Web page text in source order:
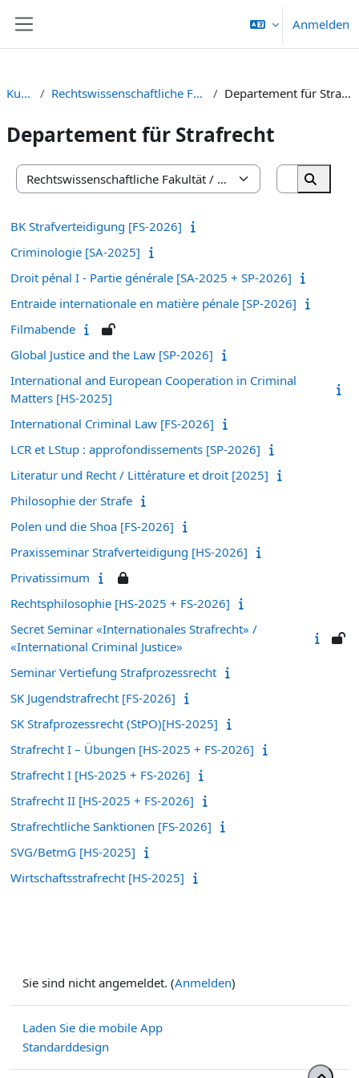
Anmelden
Kurse Rechtswissenschaftliche Fakultät Departement für Strafrecht
Departement für Strafrecht
Kursbereiche
Kurse
Kurse
BK Strafverteidigung [FS-2026]
Criminologie [SA-2025]
Droit pénal I - Partie générale [SA-2025 + SP-2026]
Entraide internationale en matière pénale [SP-2026]
Filmabende
Global Justice and the Law [SP-2026]
International and European Cooperation in Criminal
Matters [HS-2025]
International Criminal Law [FS-2026]
LCR et LStup : approfondissements [SP-2026]
Literatur und Recht / Littérature et droit [2025]
Philosophie der Strafe
Polen und die Shoa [FS-2026]
Praxisseminar Strafverteidigung [HS-2026]
Privatissimum
Rechtsphilosophie [HS-2025 + FS-2026]
Secret Seminar «Internationales Strafrecht» /
«International Criminal Justice»
Seminar Vertiefung Strafprozessrecht
SK Jugendstrafrecht [FS-2026]
SK Strafprozessrecht (StPO)[HS-2025]
Strafrecht I – Übungen [HS-2025 + FS-2026]
Strafrecht I [HS-2025 + FS-2026]
Strafrecht II [HS-2025 + FS-2026]
Strafrechtliche Sanktionen [FS-2026]
SVG/BetmG [HS-2025]
Wirtschaftsstrafrecht [HS-2025]
Sie sind nicht angemeldet. (Anmelden)
Laden Sie die mobile App
Standarddesign